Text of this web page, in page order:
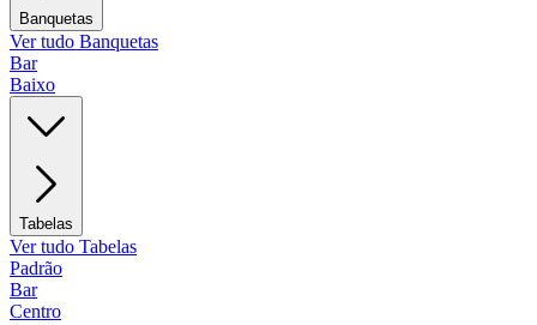
Banquetas
Ver tudo Banquetas
Bar
Baixo
Tabelas
Ver tudo Tabelas
Padrão
Bar
Centro